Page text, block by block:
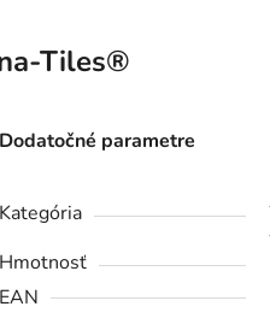
Tiles®
Dodatočné parametre
Kategória
Hmotnosť
EAN